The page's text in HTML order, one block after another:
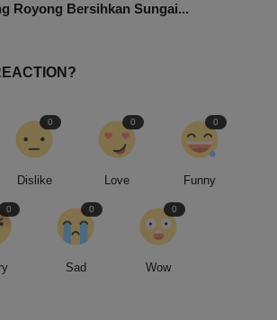
Royong Bersihkan Sungai...
Dislike
0
Love
0
Funny
0
0
Sad
0
Wow
0